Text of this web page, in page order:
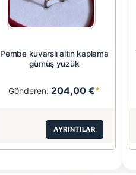
Pembe kuvarslı altın kaplama
gümüş yüzük
Gönderen: 204,00 €*
AYRINTILAR